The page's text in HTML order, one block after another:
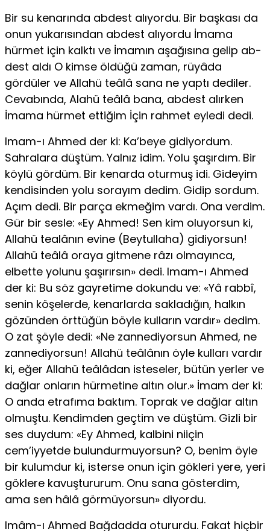
Bir su kenarında abdest alıyordu. Bir başkası da
onun yukarısından abdest alıyordu İmama
hürmet için kalktı ve İmamın aşağısına gelip ab­
dest aldı O kimse öldüğü zaman, rüyâda
gördüler ve Allahü teâlâ sana ne yaptı dediler.
Cevabında, Alahü teâlâ bana, abdest alırken
İmama hürmet ettiğim İçin rahmet eyledi dedi.
Imam-ı Ahmed der ki: Ka’beye gidiyordum.
Sahralara düştüm. Yalnız idim. Yolu şaşırdım. Bir
köylü gördüm. Bir kenarda oturmuş idi. Gideyim
kendisinden yolu sorayım dedim. Gidip sordum.
Açım dedi. Bir parça ek­meğim vardı. Ona verdim.
Gür bir sesle: «Ey Ahmed! Sen kim oluyorsun ki,
Allahü tealânın evine (Beytullaha) gidiyorsun!
Allahü teâlâ oraya git­mene râzı olmayınca,
elbette yolunu şaşırırsın» dedi. Imam-ı Ahmed
der ki: Bu söz gayretime dokundu ve: «Yâ rabbî,
senin köşelerde, kenarlarda sakladığın, halkın
gözünden örttüğün böyle kulların vardır» dedim.
O zat şöyle dedi: «Ne zannediyorsun Ahmed, ne
zannediyorsun! Allahü teâlânın öyle kulları vardır
ki, eğer Allahü teâlâdan isteseler, bütün yerler ve
dağlar onların hürmetine altın olur.» İmam der ki:
O anda etrafıma bak­tım. Toprak ve dağlar altın
olmuştu. Kendimden geçtim ve düştüm. Gizli bir
ses duydum: «Ey Ahmed, kalbini niiçin
cem’iyyetde bulundurmuyorsun? O, benim öyle
bir kulumdur ki, isterse onun için gökleri yere, yeri
gök­lere kavuştururum. Onu sana gösterdim,
ama sen hâlâ görmüyorsun» di­yordu.
Imâm-ı Ahmed Bağdadda otururdu. Fakat hiçbir